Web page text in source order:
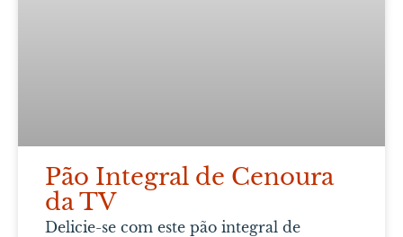
Pão Integral de Cenoura
da TV
Delicie-se com este pão integral de